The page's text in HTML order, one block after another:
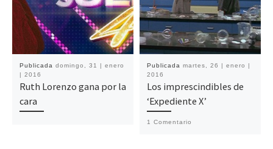
Publicada domingo, 31 | enero
| 2016
Ruth Lorenzo gana por la
cara
Publicada martes, 26 | enero |
2016
Los imprescindibles de
‘Expediente X’
1 Comentario